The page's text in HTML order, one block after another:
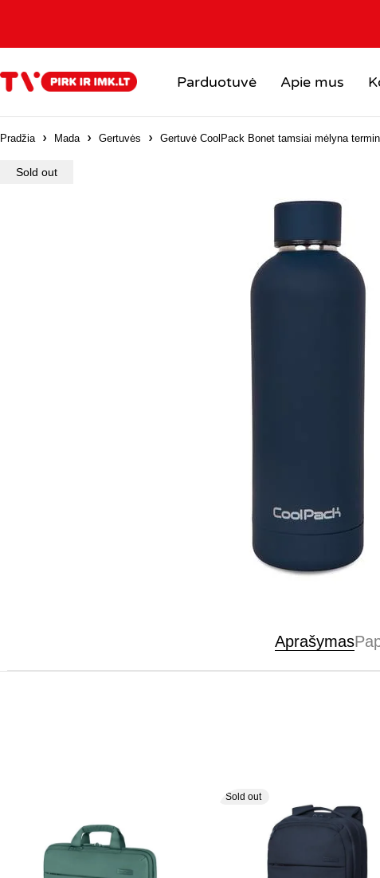
Parduotuvė Apie mus
Pradžia Mada Gertuvės Gertuvė CoolPack Bonet tamsiai mėlyna
Sold out
Aprašymas
Sold out